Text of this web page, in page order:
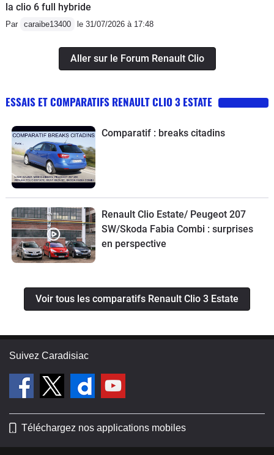
la clio 6 full hybride
Par caraibe13400 le 31/07/2026 à 17:48
Aller sur le Forum Renault Clio
ESSAIS ET COMPARATIFS RENAULT CLIO 3 ESTATE
Comparatif : breaks citadins
Renault Clio Estate/ Peugeot 207
SW/Skoda Fabia Combi : surprises
en perspective
Voir tous les comparatifs Renault Clio 3 Estate
Suivez Caradisiac
Téléchargez nos applications mobiles